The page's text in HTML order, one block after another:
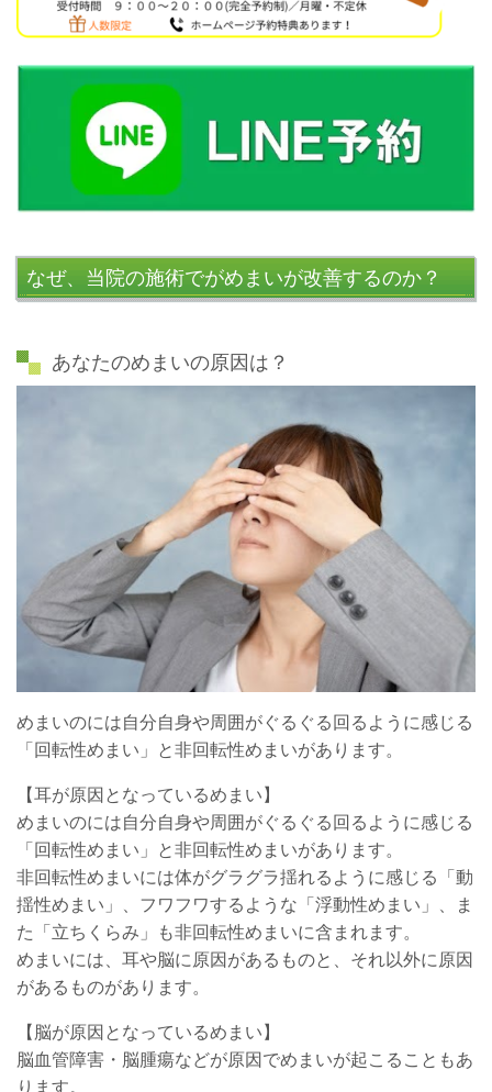
なぜ、当院の施術でがめまいが改善するのか？
あなたのめまいの原因は ？
めまいのには自分自身や周囲がぐるぐる回るように感じる
「回転性めまい」と非回転性めまいがあります。
【耳が原因となっているめまい】
めまいのには自分自身や周囲がぐるぐる回るように感じる
「回転性めまい」と非回転性めまいがあります。
非回転性めまいには体がグラグラ揺れるように感じる「動
揺性めまい」、フワフワするような「浮動性めまい」、ま
た「立ちくらみ」も非回転性めまいに含まれます。
めまいには、耳や脳に原因があるものと、それ以外に原因
があるものがあります。
【脳が原因となっているめまい】
脳血管障害・脳腫瘍などが原因でめまいが起こることもあ
ります。